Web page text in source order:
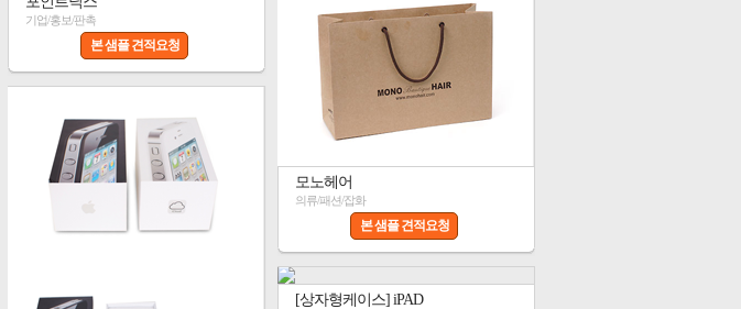
기업/홍보/판촉
본 샘플 견적요청
모노헤어
의류/패션/잡화
본 샘플 견적요청
[상자형케이스] iPAD